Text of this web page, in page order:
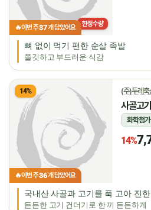
🔥이번 주37개 담았어요 한정수량
뼈 없이 먹기 편한 순살 족발
쫄깃하고 부드러운 식감
14%
🔥이번 주36개 담았어요
(주)두레축
사골고
화학첨
14%
국내산 사골과 고기를 푹 고아 진
든든한 고기 건더기로 한 끼 든든하게